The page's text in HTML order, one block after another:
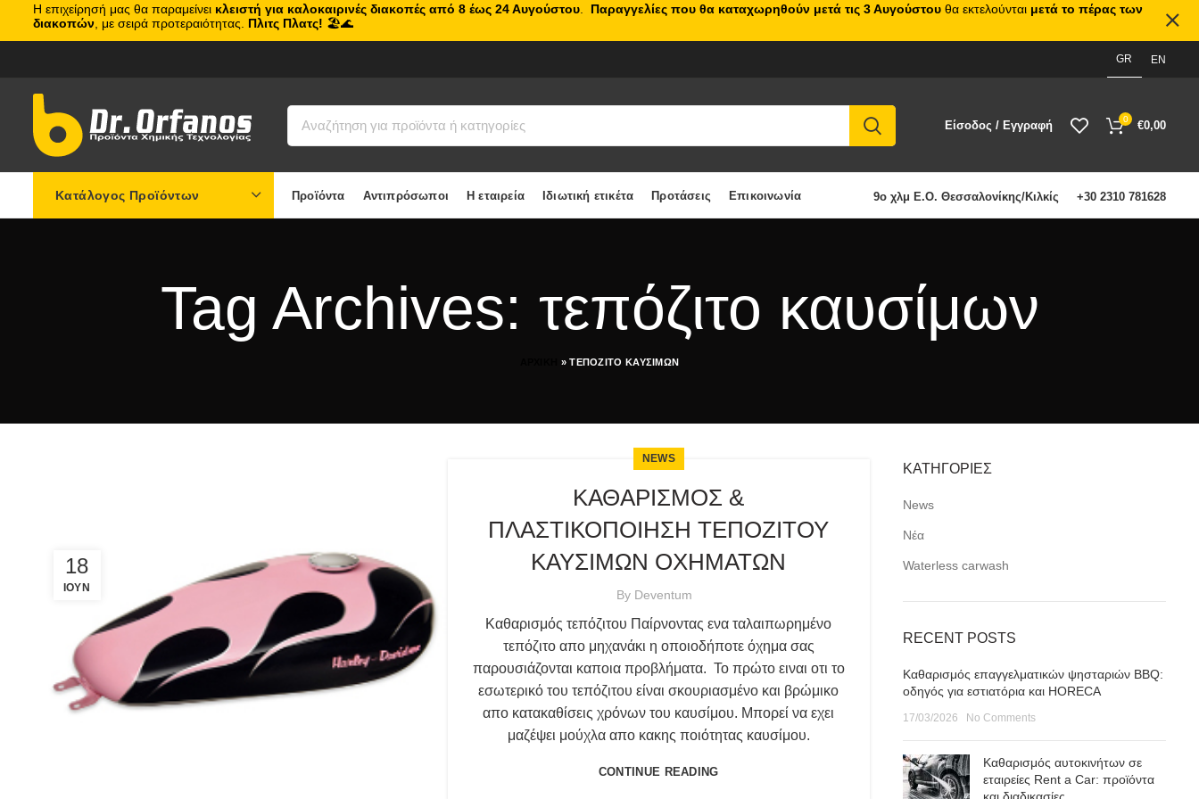
GR EN
Είσοδος / Εγγραφή 0 €0,00
Κατάλογος Προϊόντων Προϊόντα Αντιπρόσωποι Η εταιρεία Ιδιωτική ετικέτα Προτάσεις Επικοινωνία 9ο χλμ Ε.Ο. Θεσσαλονίκης/Κιλκίς +30 2310 781628
Tag Archives: τεπόζιτο καυσίμων
»ΤΕΠΟΖΙΤΟ ΚΑΥΣΙΜΩΝ
18
ΙΟΥΝ
NEWS
ΚΑΘΑΡΙΣΜΟΣ &
ΠΛΑΣΤΙΚΟΠΟΙΗΣΗ ΤΕΠΟΖΙΤΟΥ
ΚΑΥΣΙΜΩΝ ΟΧΗΜΑΤΩΝ
By Deventum
Καθαρισμός τεπόζιτου Παίρνοντας ενα ταλαιπωρημένο
τεπόζιτο απο μηχανάκι η οποιοδήποτε όχημα σας
παρουσιάζονται καποια προβλήματα. Το πρώτο ειναι οτι το
εσωτερικό του τεπόζιτου είναι σκουριασμένο και βρώμικο
απο κατακαθίσεις χρόνων του καυσίμου. Μπορεί να εχει
μαζέψει μούχλα απο κακης ποιότητας καυσίμου.
CONTINUE READING
ΚΑΤΗΓΟΡΙΕΣ
News
Νέα
Waterless carwash
RECENT POSTS
Καθαρισμός επαγγελματικών ψησταριών BBQ:
οδηγός για εστιατόρια και HORECA
17/03/2026 No Comments
Καθαρισμός αυτοκινήτων σε
εταιρείες Rent a Car: προϊόντα
Η επιχείρησή μας θα παραμείνει κλειστή για καλοκαιρινές διακοπές από 8 έως 24 Αυγούστου Παραγγελίες που θα καταχωρηθούν μετά τις 3 Αυγούστου θα εκτελούνται μετά το πέρας των
διακοπών , με σειρά προτεραιότητας. Πλιτς Πλατς! 🏖️🌊